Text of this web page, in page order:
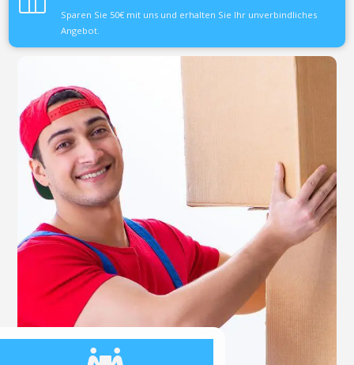
Sparen Sie 50€ mit uns und erhalten Sie Ihr unverbindliches
Angebot.